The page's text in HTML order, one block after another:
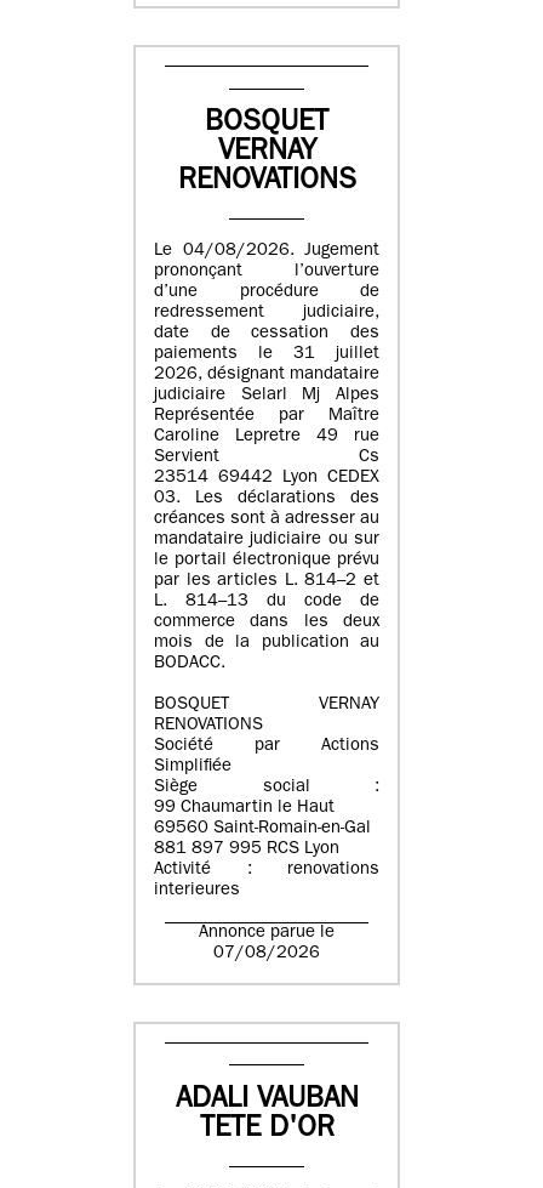
BOSQUET
VERNAY
RENOVATIONS
Le 04/08/2026. Jugement
prononçant l’ouverture
d’une procédure de
redressement judiciaire,
date de cessation des
paiements le 31 juillet
2026, désignant mandataire
judiciaire Selarl Mj Alpes
Représentée par Maître
Caroline Lepretre 49 rue
Servient Cs
23514 69442 Lyon CEDEX
03. Les déclarations des
créances sont à adresser au
mandataire judiciaire ou sur
le portail électronique prévu
par les articles L. 814–2 et
L. 814–13 du code de
commerce dans les deux
mois de la publication au
BODACC.
BOSQUET VERNAY
RENOVATIONS
Société par Actions
Simplifiée
Siège social :
99 Chaumartin le Haut
69560 Saint-Romain-en-Gal
881 897 995 RCS Lyon
Activité : renovations
interieures
Annonce parue le
07/08/2026
ADALI VAUBAN
TETE D'OR